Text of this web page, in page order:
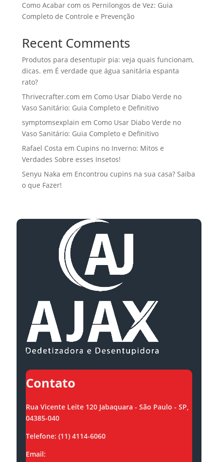
Como Acabar com os Pernilongos de Vez: Guia
Completo de Controle e Prevenção
Recent Comments
Produtos para desentupir pia: veja quais funcionam,
dicas. em É verdade que água sanitária espanta
rato?
Thrivecrafter.com em Como Usar Diabo Verde no
Vaso Sanitário: Guia Completo e Definitivo
symptomsexplain em Como Usar Diabo Verde no
Vaso Sanitário: Guia Completo e Definitivo
Rafael Costa em Cupins no Inverno: Mitos e
Verdades Sobre esses Insetos!
Senyu Naka em Encontrou cupins na sua casa? Saiba
o que Fazer!
Contato
Rua Vicente Leite 120 Jabaquara - São Paulo - SP,
04385-040
Telefone: (11) 4114-6060
Email: